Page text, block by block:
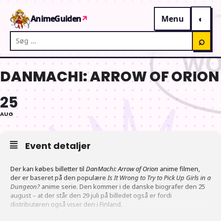
AnimeGuiden↗
Menu
Søg på AnimeGuiden
⌕
DANMACHI: ARROW OF ORION
25
AUG
Event detaljer
Der kan købes billetter til DanMachi: Arrow of Orion anime filmen,
der er baseret på den populære Is It Wrong to Try to Pick Up Girls in a
Dungeon? anime serie. Den kommer i de danske biografer den 25
august – at der står den 29 juli på billedet også er fordi
distributøren også viser den i Finland.